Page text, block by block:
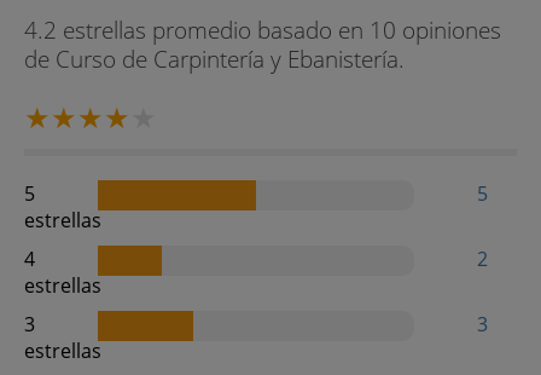
4.2 estrellas promedio basado en 10 opiniones
de Curso de Carpintería y Ebanistería.
5
estrellas
5
4
estrellas
2
3
estrellas
3